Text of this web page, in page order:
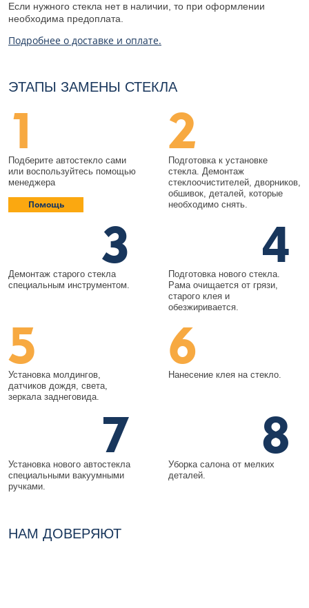
Если нужного стекла нет в наличии, то при оформлении
необходима предоплата.
Подробнее о доставке и оплате.
ЭТАПЫ ЗАМЕНЫ СТЕКЛА
1
Подберите автостекло сами
или воспользуйтесь помощью
менеджера
Помощь
2
Подготовка к установке
стекла. Демонтаж
стеклоочистителей, дворников,
обшивок, деталей, которые
необходимо снять.
3
Демонтаж старого стекла
специальным инструментом.
4
Подготовка нового стекла.
Рама очищается от грязи,
старого клея и
обезжиривается.
5
Установка молдингов,
датчиков дождя, света,
зеркала заднеговида.
6
Нанесение клея на стекло.
7
Установка нового автостекла
специальными вакуумными
ручками.
8
Уборка салона от мелких
деталей.
НАМ ДОВЕРЯЮТ